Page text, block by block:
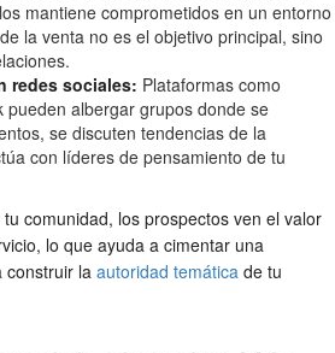
mantiene comprometidos en un entorno
la venta no es el objetivo principal, sino
redes sociales: Plataformas como
pueden albergar grupos donde se
se discuten tendencias de la
con líderes de pensamiento de tu
comunidad, los prospectos ven el valor
lo que ayuda a cimentar una
construir la autoridad temática de tu